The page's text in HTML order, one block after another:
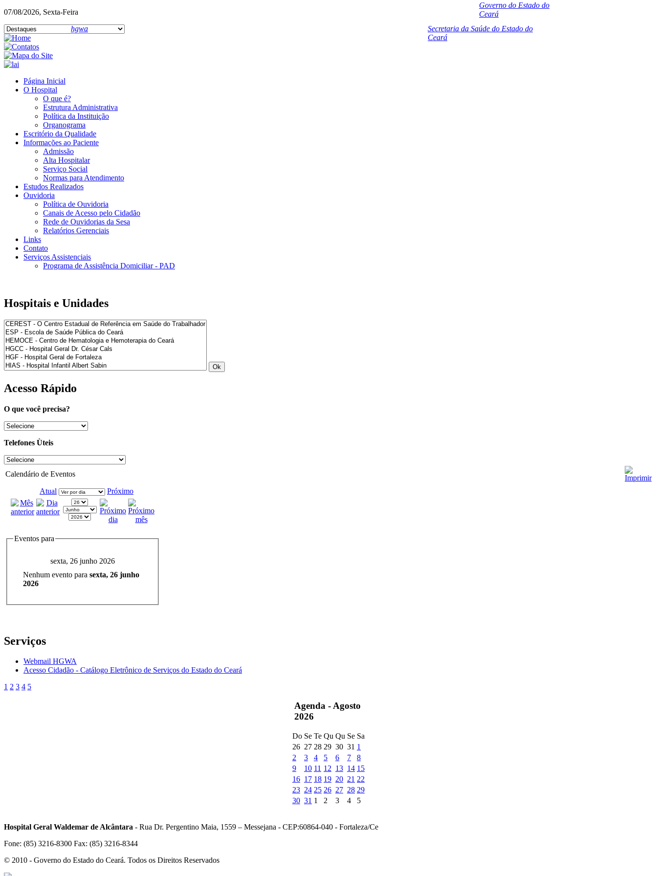
07/08/2026, Sexta-Feira
hgwa
Secretaria da Saúde do Estado do
Ceará
Governo do Estado do
Ceará
Página Inicial
O Hospital
O que é?
Estrutura Administrativa
Política da Instituição
Organograma
Escritório da Qualidade
Informações ao Paciente
Admissão
Alta Hospitalar
Serviço Social
Normas para Atendimento
Estudos Realizados
Ouvidoria
Política de Ouvidoria
Canais de Acesso pelo Cidadão
Rede de Ouvidorias da Sesa
Relatórios Gerenciais
Links
Contato
Serviços Assistenciais
Programa de Assistência Domiciliar - PAD
Hospitais e Unidades
Acesso Rápido
O que você precisa?
Telefones Ùteis
Calendário de Eventos
Atual Próximo
Eventos para
sexta, 26 junho 2026
Nenhum evento para sexta, 26 junho
2026
Serviços
Webmail HGWA
Acesso Cidadão - Catálogo Eletrônico de Serviços do Estado do Ceará
1 2 3 4 5
Agenda - Agosto
2026
Do Se Te Qu Qu Se Sa
26 27 28 29 30 31 1
2
3 4 5 6 7
8
9
10 11 12 13 14 15
16 17 18 19 20 21 22
23 24 25 26 27 28 29
30 31 1 2 3 4 5
Hospital Geral Waldemar de Alcântara - Rua Dr. Pergentino Maia, 1559 – Messejana - CEP:60864-040 - Fortaleza/Ce
Fone: (85) 3216-8300 Fax: (85) 3216-8344
© 2010 - Governo do Estado do Ceará. Todos os Direitos Reservados